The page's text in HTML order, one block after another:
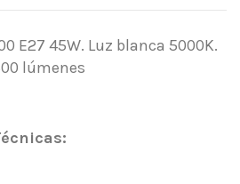
E27 45W. Luz blanca 5000K.
lúmenes